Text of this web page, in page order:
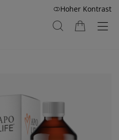
Hoher Kontrast